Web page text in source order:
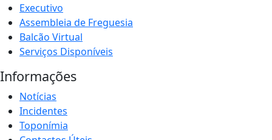
Executivo
Assembleia de Freguesia
Balcão Virtual
Serviços Disponíveis
Informações
Notícias
Incidentes
Toponímia